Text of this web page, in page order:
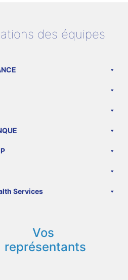
des équipes
Services
Vos
représentants